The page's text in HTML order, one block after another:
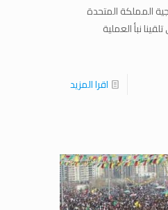
المملكة المتحدة
نبأ العملیة
اقرا المزيد